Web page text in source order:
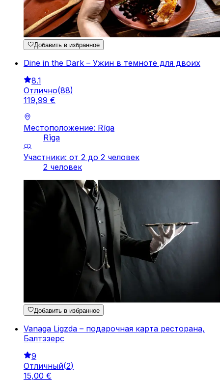
Добавить в избранное
Dine in the Dark – Ужин в темноте для двоих
8.1
Отлично(88)
119,99 €
Местоположение: Rīga
Rīga
Участники: от 2 до 2 человек
2 человек
Добавить в избранное
Vanaga Ligzda – подарочная карта ресторана,
Балтэзерс
9
Отличный(2)
15,00 €